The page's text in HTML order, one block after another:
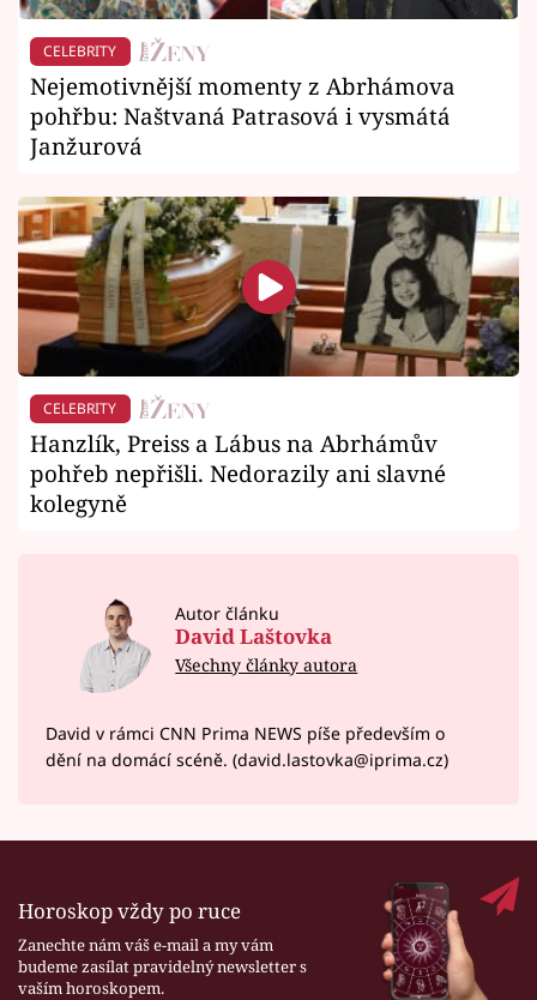
CELEBRITY
Nejemotivnější momenty z Abrhámova
pohřbu: Naštvaná Patrasová i vysmátá
Janžurová
CELEBRITY
Hanzlík, Preiss a Lábus na Abrhámův
pohřeb nepřišli. Nedorazily ani slavné
kolegyně
Autor článku
David Laštovka
Všechny články autora
David v rámci CNN Prima NEWS píše především o
dění na domácí scéně. (david.lastovka@iprima.cz)
Horoskop vždy po ruce
Zanechte nám váš e-mail a my vám
budeme zasílat pravidelný newsletter s
vaším horoskopem.